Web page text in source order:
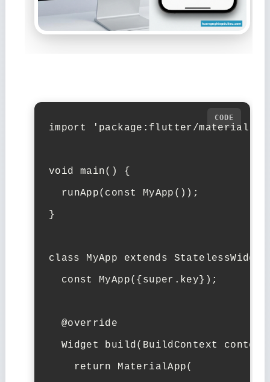
import 'package:flutter/
void main()
{
runApp( const MyApp ());
}
class MyApp extends
StatelessWidget
const
MyApp({ super . key });
@override
Widget
build( BuildContext context
return
MaterialApp(